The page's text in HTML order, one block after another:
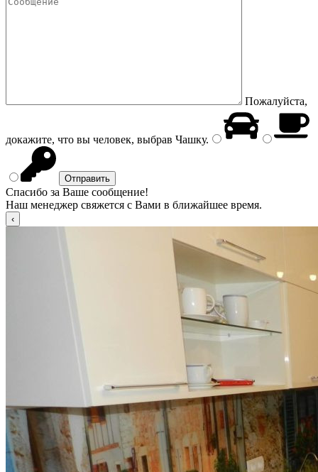
Пожалуйста,
докажите, что вы человек, выбрав Чашку.
Спасибо за Ваше сообщение!
Наш менеджер свяжется с Вами в ближайшее время.